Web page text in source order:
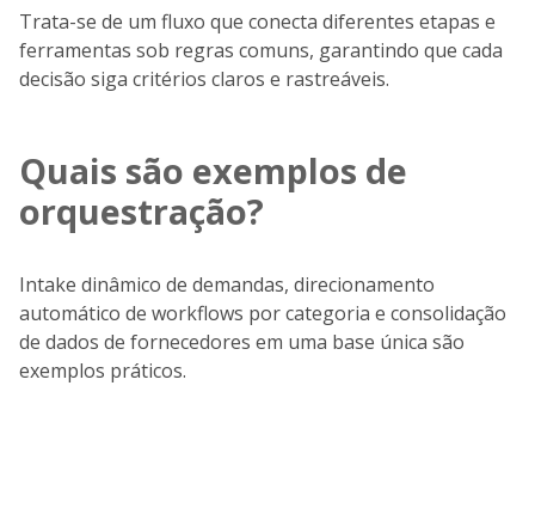
Trata-se de um fluxo que conecta diferentes etapas e
ferramentas sob regras comuns, garantindo que cada
decisão siga critérios claros e rastreáveis.
Quais são exemplos de
orquestração?
Intake dinâmico de demandas, direcionamento
automático de workflows por categoria e consolidação
de dados de fornecedores em uma base única são
exemplos práticos.